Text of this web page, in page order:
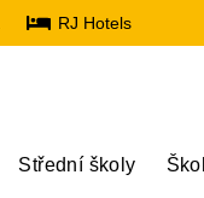
RJ Hotels
Střední školy